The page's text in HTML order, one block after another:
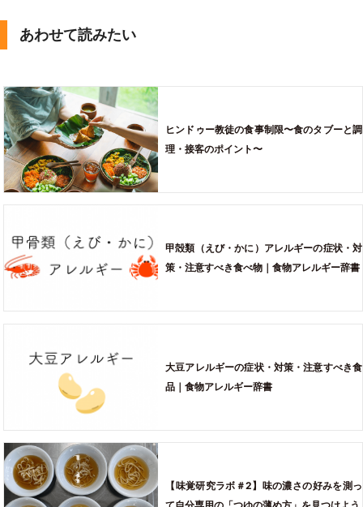
あわせて読みたい
ヒンドゥー教徒の食事制限〜食のタブーと調
理・接客のポイント〜
甲殻類（えび・かに）アレルギーの症状・対
策・注意すべき食べ物｜食物アレルギー辞書
大豆アレルギーの症状・対策・注意すべき食
品｜食物アレルギー辞書
【味覚研究ラボ＃2】味の濃さの好みを測っ